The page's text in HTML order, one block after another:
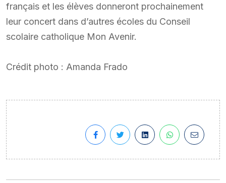
français et les élèves donneront prochainement
leur concert dans d’autres écoles du Conseil
scolaire catholique Mon Avenir.
Crédit photo : Amanda Frado